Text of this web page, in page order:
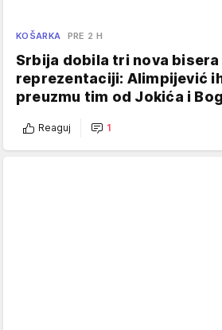
KOŠARKA PRE 2 H
Srbija dobila tri nova bisera
reprezentaciji: Alimpijević
preuzmu tim od Jokića i
Reaguj 1